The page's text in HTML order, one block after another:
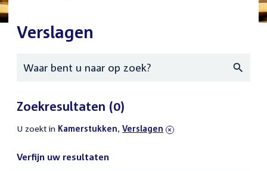
Verslagen
Zoeken
Zoekresultaten (0)
U zoekt in actieve
Kamerstukken, verwijder
Verslagen
Verfijn uw resultaten